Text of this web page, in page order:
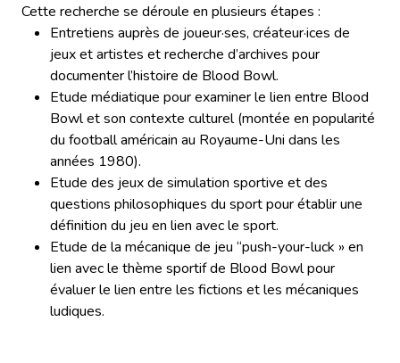
Cette recherche se déroule en plusieurs étapes :
Entretiens auprès de joueur·ses, créateur·ices de
jeux et artistes et recherche d’archives pour
documenter l’histoire de Blood Bowl.
Etude médiatique pour examiner le lien entre Blood
Bowl et son contexte culturel (montée en popularité
du football américain au Royaume-Uni dans les
années 1980).
Etude des jeux de simulation sportive et des
questions philosophiques du sport pour établir une
définition du jeu en lien avec le sport.
Etude de la mécanique de jeu “push-your-luck » en
lien avec le thème sportif de Blood Bowl pour
évaluer le lien entre les fictions et les mécaniques
ludiques.